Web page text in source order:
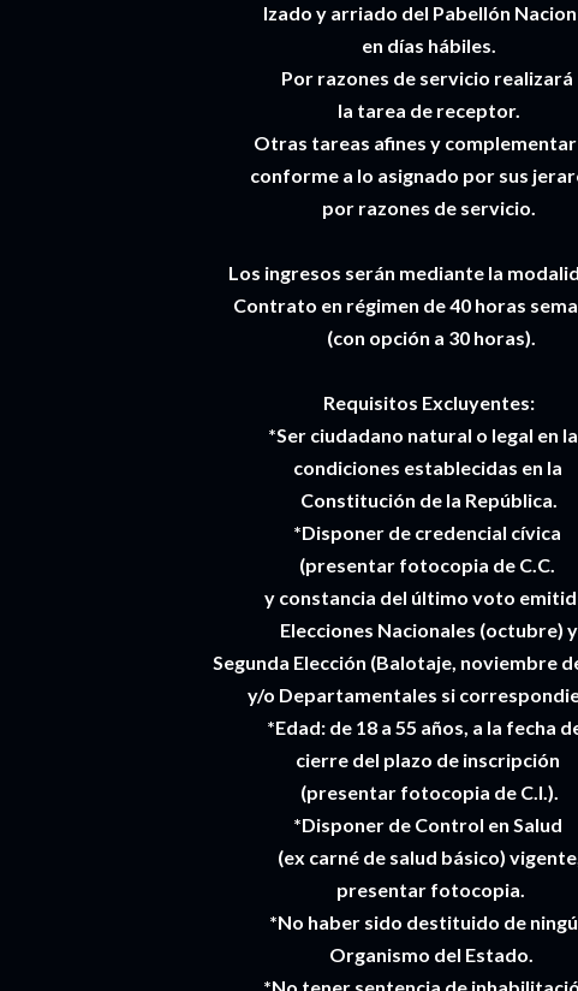
Izado y arriado del Pabellón
en días hábiles.
Por razones de servicio realizará
la tarea de receptor.
Otras tareas afines y
conforme a lo asignado por sus
por razones de servicio.
Los ingresos serán mediante la
Contrato en régimen de 40 horas
(con opción a 30 horas).
Requisitos Excluyentes:
*Ser ciudadano natural o legal en
condiciones establecidas en la
Constitución de la República.
*Disponer de credencial cívica
(presentar fotocopia de C.C.
y constancia del último voto
Elecciones Nacionales (octubre)
Segunda Elección (Balotaje, noviembre
y/o Departamentales si
*Edad: de 18 a 55 años, a la fecha
cierre del plazo de inscripción
(presentar fotocopia de C.I.).
*Disponer de Control en Salud
(ex carné de salud básico)
presentar fotocopia.
*No haber sido destituido de
Organismo del Estado.